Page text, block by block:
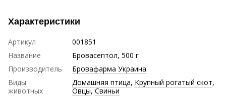
Характеристики
Артикул
001851
Название
Бровасептол, 500 г
Производитель
Бровафарма Украина
Виды
животных
Домашняя птица, Крупный рогатый скот,
Овцы, Свиньи